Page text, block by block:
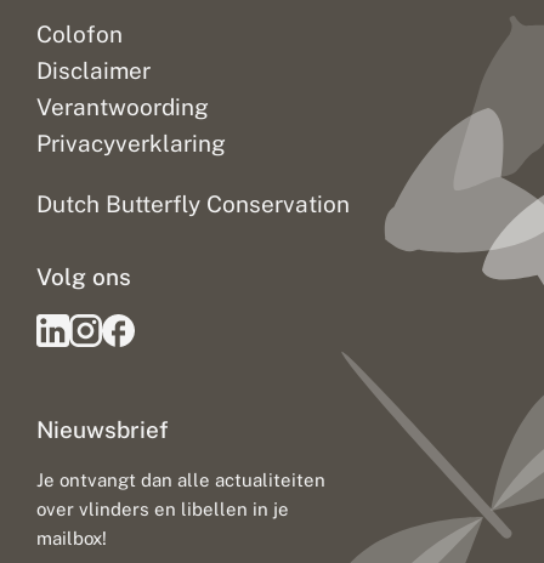
Colofon
Disclaimer
Verantwoording
Privacyverklaring
Dutch Butterfly Conservation
Nieuwsbrief
Je ontvangt dan alle actualiteiten
over vlinders en libellen in je
mailbox!
Volg ons